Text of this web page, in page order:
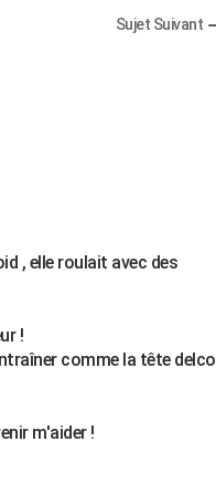
Sujet Suivant
, elle roulait avec des
!
comme la tête delco
m'aider !